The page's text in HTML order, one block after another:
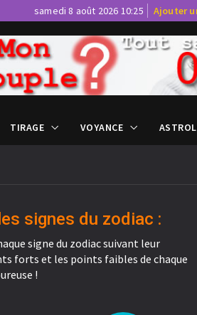
samedi 8 août 2026 10:25 Ajouter
TIRAGE VOYANCE
signes du zodiac :
signe du zodiac suivant leur
forts et les points faibles de chaque
!